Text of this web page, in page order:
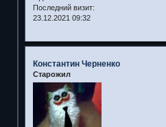
Последний визит:
23.12.2021 09:32
Константин Черненко
Старожил